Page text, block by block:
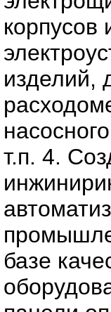
изделий,
т.п. 4.
базе